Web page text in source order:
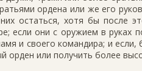
ордена или же его
остаться, хотя бы после
если они с оружием в руках
и своего командира; и
орден или получить более